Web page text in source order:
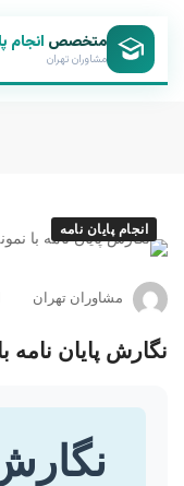
متخصص انجام
مشاوران تهران
انجام پایان نامه
مشاوران تهران
نگارش پایان نامه
نگارش